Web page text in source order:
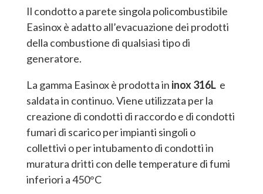
Il condotto a parete singola policombustibile
Easinox è adatto all’evacuazione dei prodotti
della combustione di qualsiasi tipo di
generatore.
La gamma Easinox è prodotta in inox 316L e
saldata in continuo. Viene utilizzata per la
creazione di condotti di raccordo e di condotti
fumari di scarico per impianti singoli o
collettivi o per intubamento di condotti in
muratura dritti con delle temperature di fumi
inferiori a 450°C